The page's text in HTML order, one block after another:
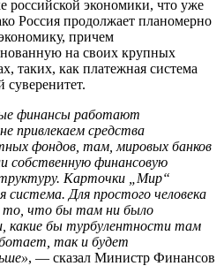
российской экономики, что уже
Россия продолжает планомерно
причем
на своих крупных
таких, как платежная система
финансы работают
привлекаем средства
фондов, там, мировых банков
собственную финансовую
Карточки „Мир“
Для простого человека
то, что бы там ни было
какие бы турбулентности там
так и будет
, — сказал Министр Финансов